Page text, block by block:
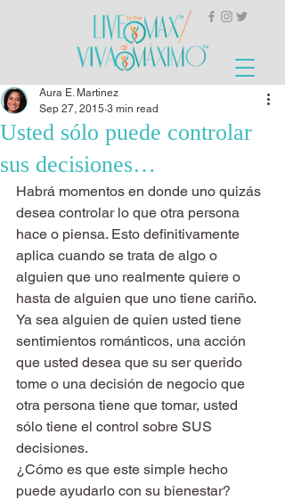
Usted sólo puede controlar
sus decisiones…
Aura E. Martinez
Sep 27, 2015 3 min read
Habrá momentos en donde uno quizás
desea controlar lo que otra persona
hace o piensa. Esto definitivamente
aplica cuando se trata de algo o
alguien que uno realmente quiere o
hasta de alguien que uno tiene cariño.
Ya sea alguien de quien usted tiene
sentimientos románticos, una acción
que usted desea que su ser querido
tome o una decisión de negocio que
otra persona tiene que tomar, usted
sólo tiene el control sobre SUS
decisiones.
¿Cómo es que este simple hecho
puede ayudarlo con su bienestar?